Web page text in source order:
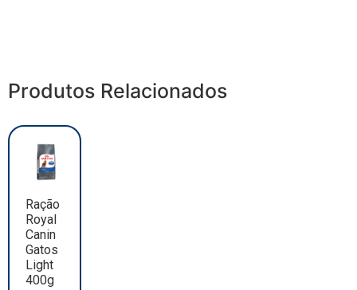
Produtos Relacionados
Ração
Royal
Canin
Gatos
Light
400g